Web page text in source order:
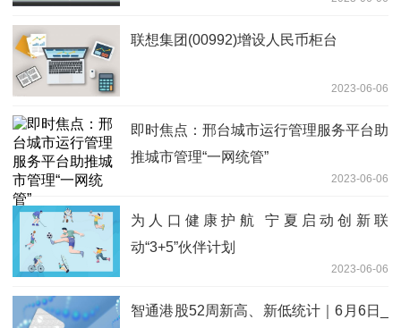
联想集团(00992)增设人民币柜台
2023-06-06
即时焦点：邢台城市运行管理服务平台助
推城市管理“一网统管”
2023-06-06
为人口健康护航 宁夏启动创新联
动“3+5”伙伴计划
2023-06-06
智通港股52周新高、新低统计｜6月6日_